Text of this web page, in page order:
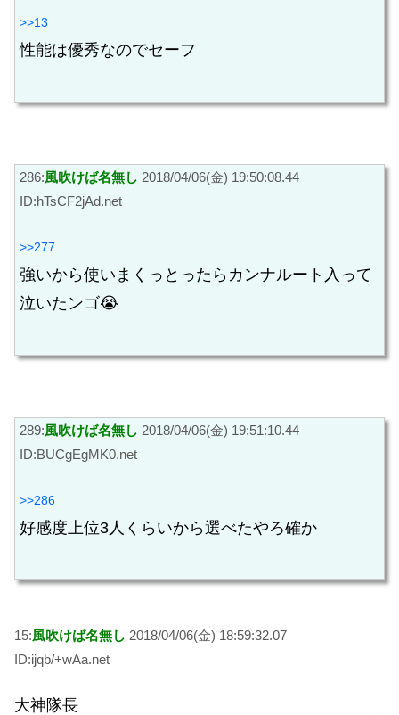
>>13
性能は優秀なのでセーフ
286:風吹けば名無し 2018/04/06(金) 19:50:08.44
ID:hTsCF2jAd.net
>>277
強いから使いまくっとったらカンナルート入って
泣いたンゴ😭
289:風吹けば名無し 2018/04/06(金) 19:51:10.44
ID:BUCgEgMK0.net
>>286
好感度上位3人くらいから選べたやろ確か
15:風吹けば名無し 2018/04/06(金) 18:59:32.07
ID:ijqb/+wAa.net
大神隊長